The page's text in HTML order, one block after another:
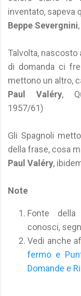
inventato, sapeva
Beppe Severgnini
Talvolta, nascosto
di domanda ci
mettono un altro,
Paul Valéry,
1957/61)
Gli Spagnoli
della frase, cosa
Paul Valéry,
Note
Fonte
conosci,
Vedi anche
fermo e
Domande e